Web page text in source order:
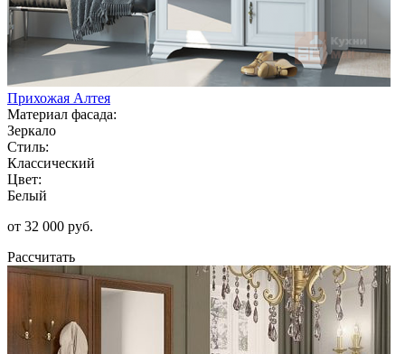
Прихожая Алтея
Материал фасада:
Зеркало
Стиль:
Классический
Цвет:
Белый
от 32 000 руб.
Рассчитать